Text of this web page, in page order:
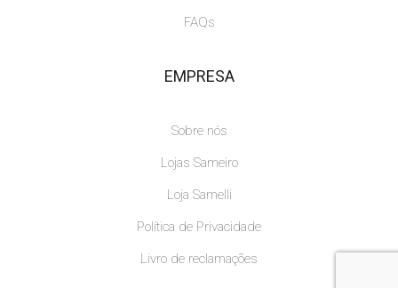
FAQs
EMPRESA
Sobre nós
Lojas Sameiro
Loja Samelli
Política de Privacidade
Livro de reclamações